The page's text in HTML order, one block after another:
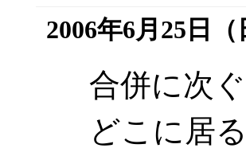
2006年6月25日（
合併に次
どこに居